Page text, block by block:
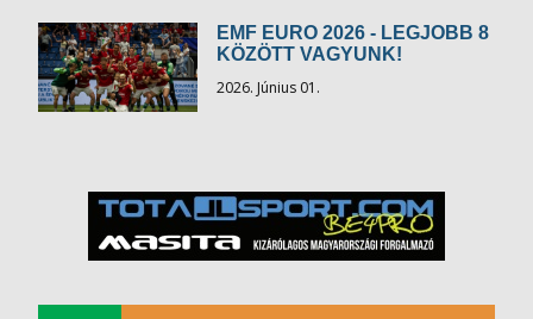
EMF EURO 2026 - LEGJOBB 8
KÖZÖTT VAGYUNK!
2026. Június 01.